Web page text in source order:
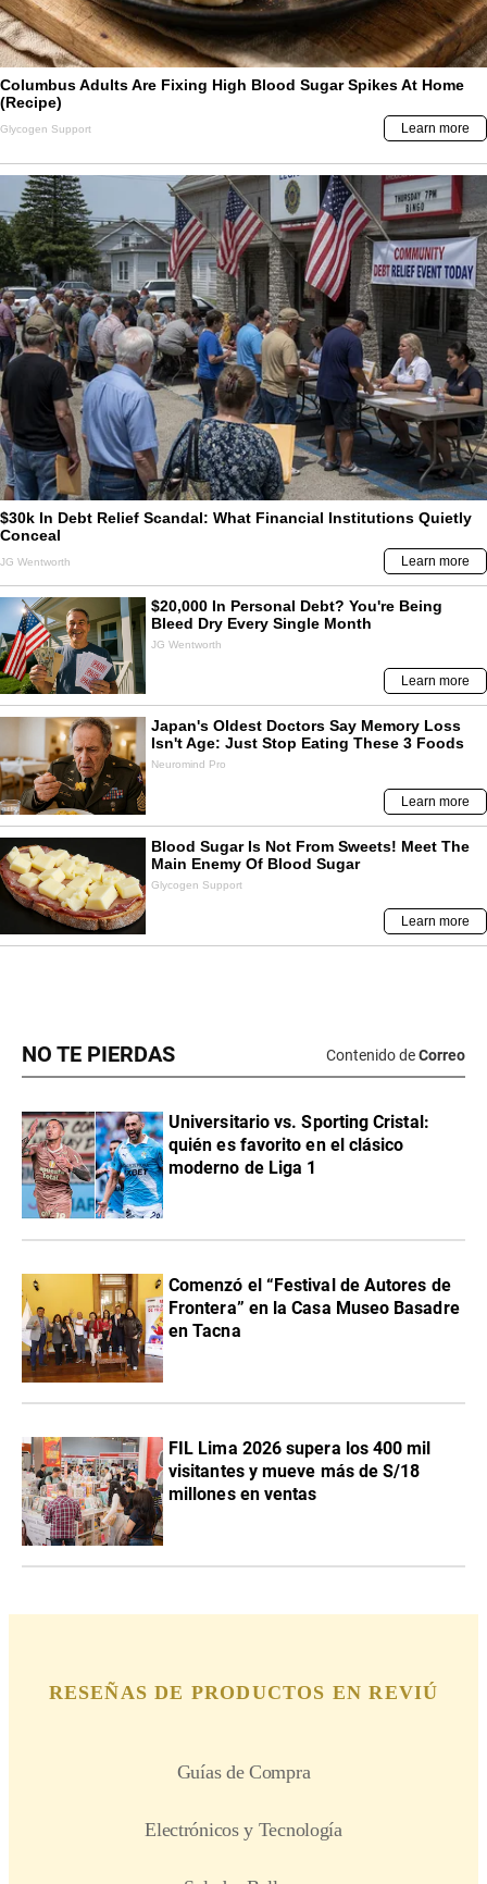
NO TE PIERDAS Contenido deCorreo
Universitario vs. Sporting Cristal:
quién es favorito en el clásico
moderno de Liga 1
Comenzó el “Festival de Autores de
Frontera” en la Casa Museo Basadre
en Tacna
FIL Lima 2026 supera los 400 mil
visitantes y mueve más de S/18
millones en ventas